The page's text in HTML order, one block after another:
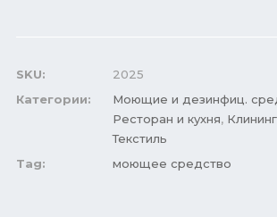
SKU:
2025
Категории:
Моющие и дезинфиц.
Ресторан и кухня,
Текстиль
Tag:
моющее средство